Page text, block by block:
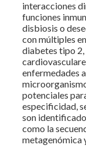
interacciones
funciones
disbiosis o
con múltiples
diabetes tipo
enfermedades
potenciales
especificidad,
son
como la
metagenómica